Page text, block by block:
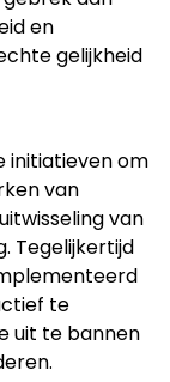
en
gelijkheid
initiatieven om
van
van
Tegelijkertijd
te
uit te bannen